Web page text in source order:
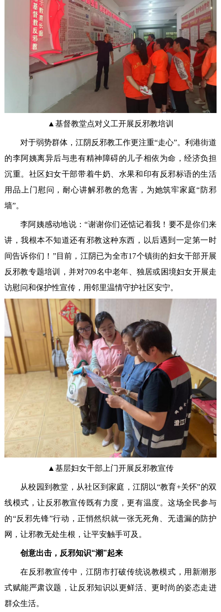
▲基督教堂点对义工开展反邪教培训
对于弱势群体，江阴反邪教工作更注重“走心”。利港街道
的李阿姨离异后与患有精神障碍的儿子相依为命，经济负担
沉重。社区妇女干部带着牛奶、水果和印有反邪标语的生活
用品上门慰问，耐心讲解邪教的危害，为她筑牢家庭“防邪
墙”。
李阿姨感动地说：“谢谢你们还惦记着我！要不是你们来
讲，我根本不知道还有邪教这种东西，以后遇到一定第一时
间告诉你们！”目前，江阴已为全市17个镇街的妇女干部开展
反邪教专题培训，并对709名中老年、独居或困境妇女开展走
访慰问和保护性宣传，用邻里温情守护社区安宁。
▲基层妇女干部上门开展反邪教宣传
从校园到教堂，从社区到家庭，江阴以“教育+关怀”的双
线模式，让反邪教宣传既有力度，更有温度。这场全民参与
的“反邪先锋”行动，正悄然织就一张无死角、无遗漏的防护
网，让邪教无处生根，让平安触手可及。
创意出击，反邪知识“潮”起来
在反邪教宣传中，江阴市打破传统说教模式，用新潮形
式赋能严肃议题，让反邪知识以更鲜活、更时尚的姿态走进
群众生活。